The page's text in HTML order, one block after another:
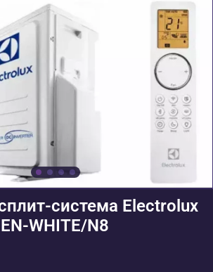
система Electrolux
WHITE/N8